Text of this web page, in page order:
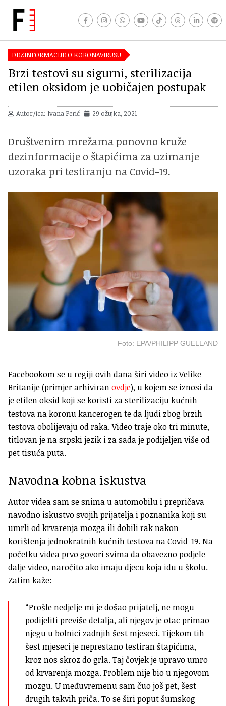
DEZINFORMACIJE O KORONAVIRUSU
Brzi testovi su sigurni, sterilizacija
etilen oksidom je uobičajen postupak
Autor/ica: Ivana Perić 29 ožujka, 2021
Društvenim mrežama ponovno kruže
dezinformacije o štapićima za uzimanje
uzoraka pri testiranju na Covid-19.
Foto: EPA/PHILIPP GUELLAND
Facebookom se u regiji ovih dana širi video iz Velike
Britanije (primjer arhiviranovdje), u kojem se iznosi da
je etilen oksid koji se koristi za sterilizaciju kućnih
testova na koronu kancerogen te da ljudi zbog brzih
testova obolijevaju od raka. Video traje oko tri minute,
titlovan je na srpski jezik i za sada je podijeljen više od
pet tisuća puta.
Navodna kobna iskustva
Autor videa sam se snima u automobilu i prepričava
navodno iskustvo svojih prijatelja i poznanika koji su
umrli od krvarenja mozga ili dobili rak nakon
korištenja jednokratnih kućnih testova na Covid-19. Na
početku videa prvo govori svima da obavezno podjele
dalje video, naročito ako imaju djecu koja idu u školu.
Zatim kaže:
“Prošle nedjelje mi je došao prijatelj, ne mogu
podijeliti previše detalja, ali njegov je otac primao
njegu u bolnici zadnjih šest mjeseci. Tijekom tih
šest mjeseci je neprestano testiran štapićima,
kroz nos skroz do grla. Taj čovjek je upravo umro
od krvarenja mozga. Problem nije bio u njegovom
mozgu. U međuvremenu sam čuo još pet, šest
drugih takvih priča. To se širi poput šumskog